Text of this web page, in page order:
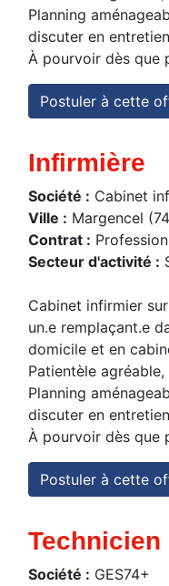
Planning
discuter en
À pourvoir dès que
Postuler à cette
Infirmière
Société : Cabinet
Ville : Margencel
Contrat :
Secteur d'activité :
Cabinet infirmier
un.e remplaçant.e
domicile et en
Patientèle
Planning
discuter en
À pourvoir dès que
Postuler à cette
Société : GES74+